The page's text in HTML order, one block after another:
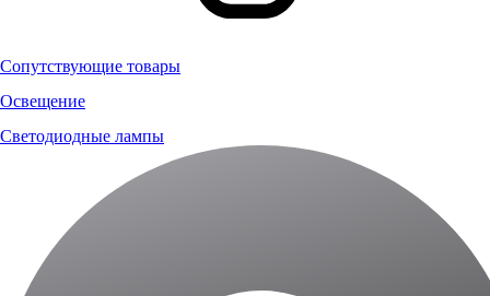
Сопутствующие товары
Освещение
Светодиодные лампы